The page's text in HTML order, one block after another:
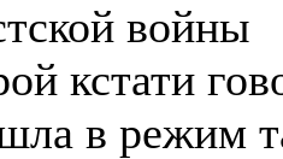
войны
кстати
в режим